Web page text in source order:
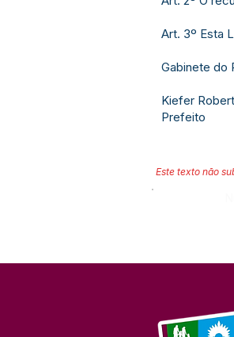
Art. 3º Esta
Gabinete do
Kiefer
Prefeito
Este texto não